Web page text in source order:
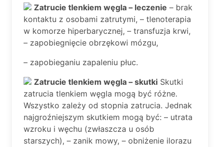
Zatrucie tlenkiem węgla – leczenie – brak
kontaktu z osobami zatrutymi, – tlenoterapia
w komorze hiperbarycznej, – transfuzja krwi,
– zapobiegnięcie obrzękowi mózgu,
– zapobieganiu zapaleniu płuc.
Zatrucie tlenkiem węgla – skutki Skutki
zatrucia tlenkiem węgla mogą być różne.
Wszystko zależy od stopnia zatrucia. Jednak
najgroźniejszym skutkiem mogą być: – utrata
wzroku i węchu (zwłaszcza u osób
starszych), – zanik mowy, – obniżenie ilorazu